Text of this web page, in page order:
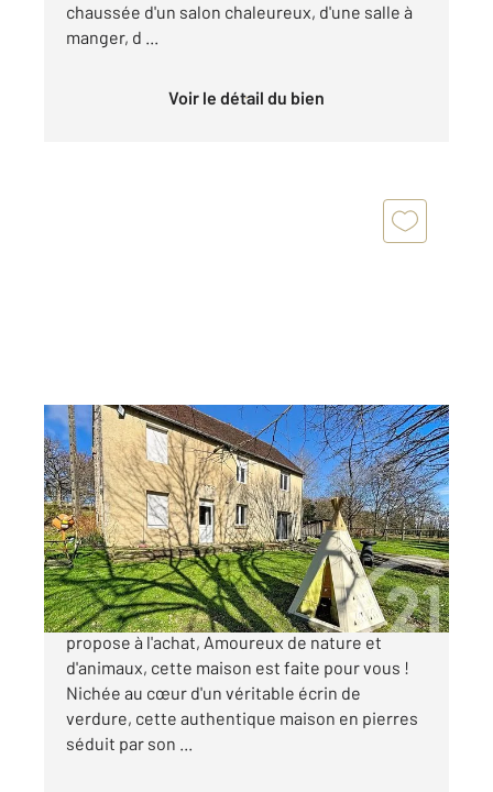
chaussée d'un salon chaleureux, d'une salle à
manger, d ...
Voir le détail du bien
BOISCHAMPRE 61
128,30 m2, 5 pièces
Ref : 12846
Maison à vendre
195 220 €
Votre agence CENTURY 21 ML Immobilier vous
propose à l'achat, Amoureux de nature et
d'animaux, cette maison est faite pour vous !
Nichée au cœur d'un véritable écrin de
verdure, cette authentique maison en pierres
séduit par son ...